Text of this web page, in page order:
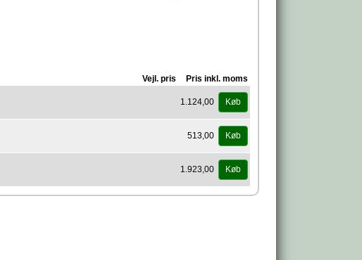
Vejl. pris Pris inkl. moms
1.124,00 Køb
513,00 Køb
1.923,00 Køb